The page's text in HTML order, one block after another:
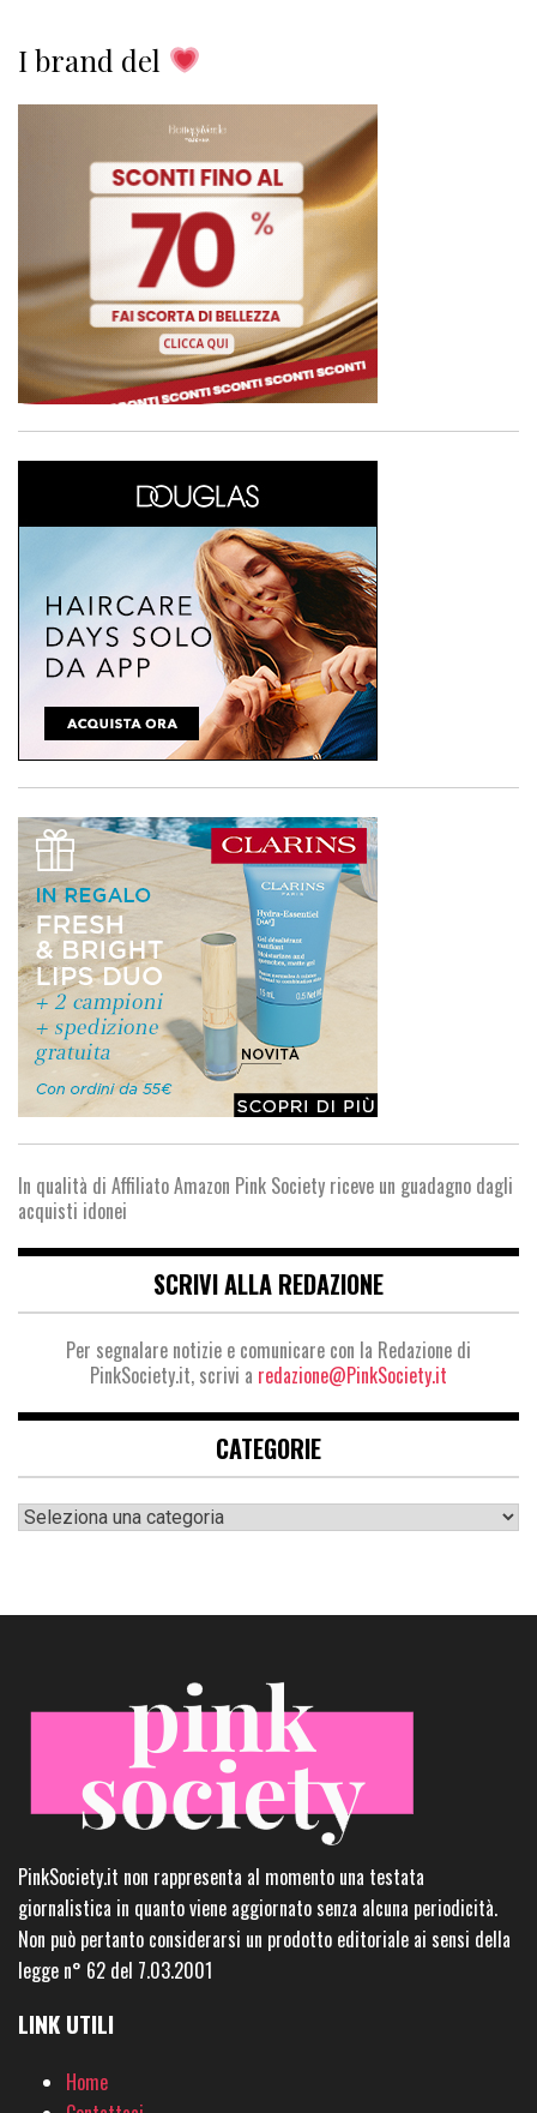
I brand del
In qualità di Affiliato Amazon Pink Society riceve un guadagno dagli
acquisti idonei
SCRIVI ALLA REDAZIONE
Per segnalare notizie e comunicare con la Redazione di
PinkSociety.it, scrivi a redazione@PinkSociety.it
CATEGORIE
Categorie
PinkSociety.it non rappresenta al momento una testata
giornalistica in quanto viene aggiornato senza alcuna periodicità.
Non può pertanto considerarsi un prodotto editoriale ai sensi della
legge n° 62 del 7.03.2001
LINK UTILI
Home